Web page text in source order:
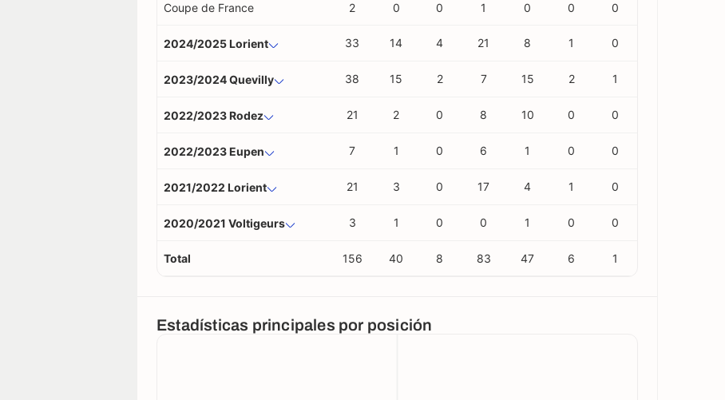
Coupe de France 2 0 0 1 0 0 0
2024/2025 Lorient 33 14 4 21 8 1 0
2023/2024 Quevilly 38 15 2 7 15 2 1
2022/2023 Rodez 21 2 0 8 10 0 0
2022/2023 Eupen 7 1 0 6 1 0 0
2021/2022 Lorient 21 3 0 17 4 1 0
2020/2021 Voltigeurs 3 1 0 0 1 0 0
Total 156 40 8 83 47 6 1
Estadísticas principales por posición